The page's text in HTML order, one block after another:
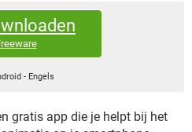
CORONAVIRUS
SNAPCHAT
WINDOWS 10
CORONAVIRUS
SNAPCHAT
GAMES
SNAPCHAT
- Engels
gratis app die je helpt bij het